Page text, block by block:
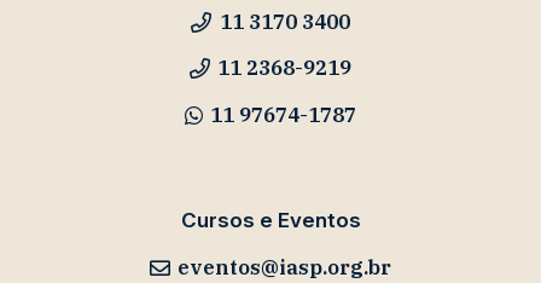
11 3170 3400
11 2368-9219
11 97674-1787
Cursos e Eventos
eventos@iasp.org.br